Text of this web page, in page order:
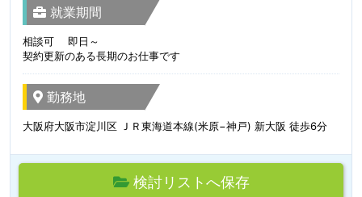
就業期間
相談可 即日～
契約更新のある長期のお仕事です
勤務地
大阪府大阪市淀川区 ＪＲ東海道本線(米原−神戸) 新大阪 徒歩6分
検討リストへ保存